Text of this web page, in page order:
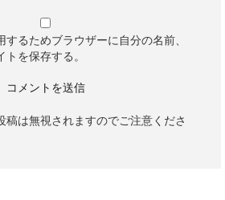
るためブラウザーに自分の名前、
トを保存する。
稿は無視されますのでご注意くださ